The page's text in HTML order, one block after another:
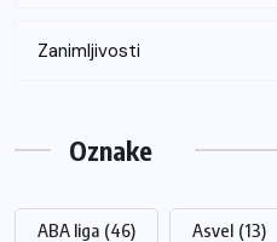
Zanimljivosti
Oznake
ABA liga (46) Asvel (13)